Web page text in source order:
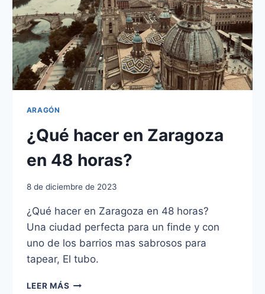
ARAGÓN
¿Qué hacer en Zaragoza
en 48 horas?
8 de diciembre de 2023
¿Qué hacer en Zaragoza en 48 horas?
Una ciudad perfecta para un finde y con
uno de los barrios mas sabrosos para
tapear, El tubo.
LEER MÁS ¿QUÉ